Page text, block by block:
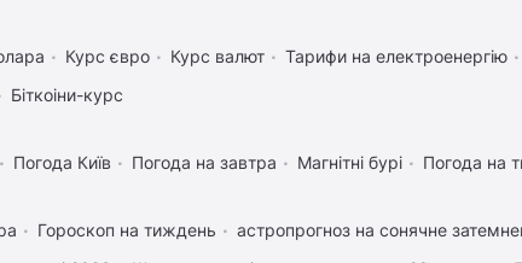
Курс євро Курс валют Тарифи на електроенергію
Біткоіни-курс
Погода Київ Погода на завтра Магнітні бурі Погода на
Гороскоп на тиждень
астропрогноз на сонячне